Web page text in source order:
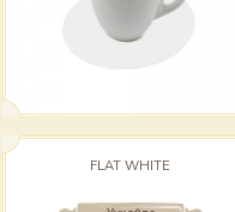
FLAT WHITE